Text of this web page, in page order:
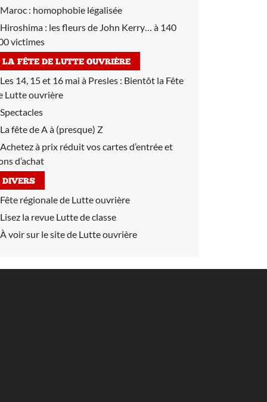
Maroc : homophobie légalisée
Hiroshima : les fleurs de John Kerry… à 140
victimes
LA FÊTE DE LUTTE OUVRIÈRE
Les 14, 15 et 16 mai à Presles : Bientôt la Fête
Lutte ouvrière
Spectacles
La fête de A à (presque) Z
Achetez à prix réduit vos cartes d’entrée et
d’achat
DIVERS
Fête régionale de Lutte ouvrière
Lisez la revue Lutte de classe
À voir sur le site de Lutte ouvrière